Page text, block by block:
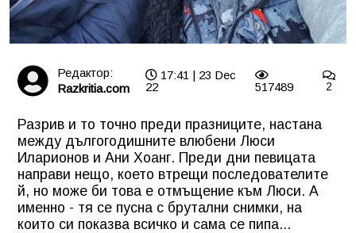
Редактор:
Razkritia.com
17:41 | 23 Dec
22
517489 2
Разрив и то точно преди празниците, настана
между дългогодишните влюбени Люси
Иларионов и Ани Хоанг. Преди дни певицата
направи нещо, което втрещи последователите
й, но може би това е отмъщение към Люси. А
именно - тя се пусна с брутални снимки, на
които си показва всичко и сама се пипа...